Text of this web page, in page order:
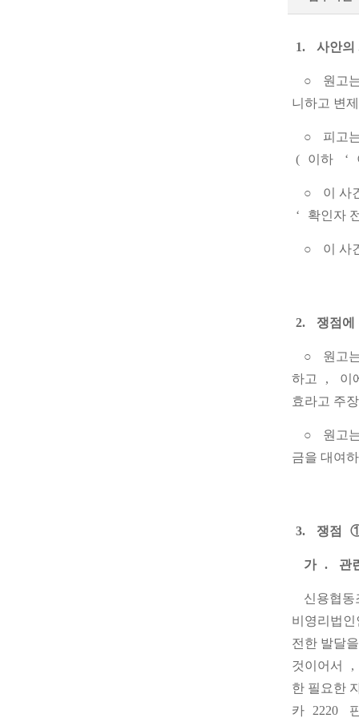
1. 사안의
○
원고
니하고 변
○
피고
(
이하 ‘
○
이 사
‘
확인자
○ 이 사
2. 쟁점에
○
원고
하고
,
이
효라고 주
○
원고
금을 대여
3. 쟁점
가 . 관
신용협동
비영리법
전한 발달
것이어서
,
한 필요한
카
2220